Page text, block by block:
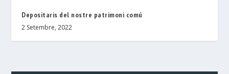
Depositaris del nostre patrimoni comú
2 Setembre, 2022